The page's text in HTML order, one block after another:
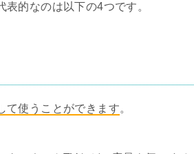
的なのは以下の4つです。
て使うことができます。